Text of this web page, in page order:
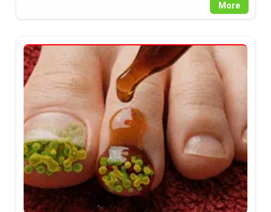
More